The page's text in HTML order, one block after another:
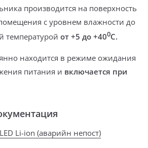
производится на поверхность
с уровнем влажности до
температурой от +5 до +400С.
находится в режиме ожидания
питания и включается при
Li-ion (аварийн непост)